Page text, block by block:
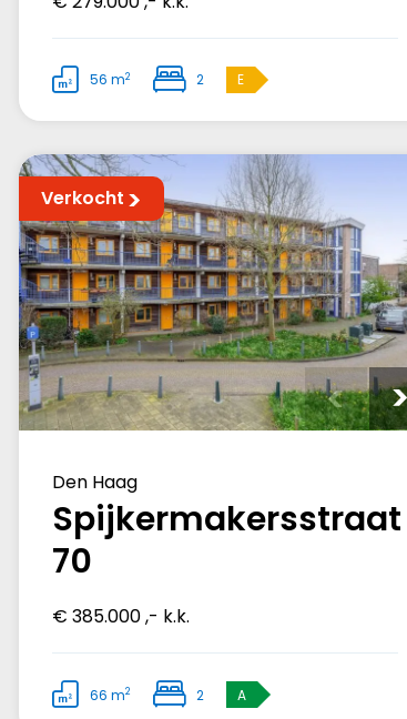
56 m2 2 E
Verkocht
Den Haag
Spijkermakersstraat
70
€ 385.000 ,- k.k.
66 m2 2 A